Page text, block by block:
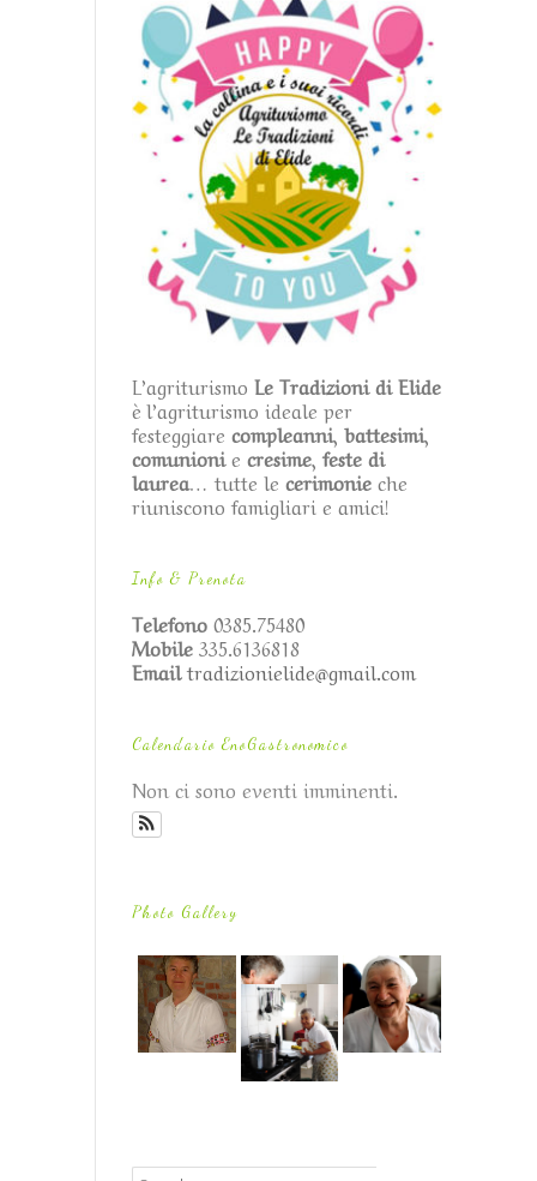
L’agriturismo Le Tradizioni di Elide
è l’agriturismo ideale per
festeggiare compleanni battesimi
comunioni e cresime feste di
laurea … tutte le cerimonie che
riuniscono famigliari e amici!
Info & Prenota
Telefono 0385.75480
Mobile 335.6136818
Email tradizionielide@gmail.com
Calendario EnoGastronomico
Non ci sono eventi imminenti.
Photo Gallery